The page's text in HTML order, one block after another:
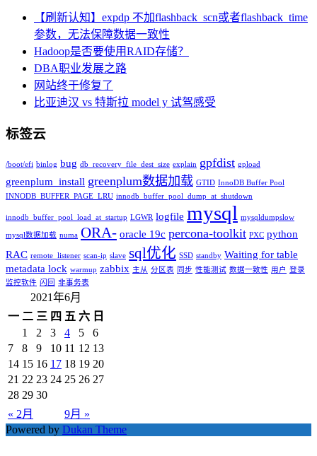
【刷新认知】expdp 不加flashback_scn或者flashback_time
参数，无法保障数据一致性
Hadoop是否要使用RAID存储？
DBA职业发展之路
网站终于修复了
比亚迪汉 vs 特斯拉 model y 试驾感受
标签云
/boot/efi binlog bug db_recovery_file_dest_size explain gpfdist gpload
greenplum_install greenplum数据加载 GTID InnoDB Buffer Pool
INNODB_BUFFER_PAGE_LRU innodb_buffer_pool_dump_at_shutdown
innodb_buffer_pool_load_at_startup LGWR logfile mysql mysqldumpslow
mysql数据加载 numa ORA- oracle 19c percona-toolkit PXC python
RAC remote_listener scan-ip slave sql优化 SSD standby Waiting for table
metadata lock warmup zabbix 主从 分区表 同步 性能测试 数据一致性 用户 登录
监控软件 闪回 非事务表
2021年6月
一 二 三 四 五 六 日
« 2月 9月 »
1 2 3 4 5
6
7
8 9 10 11 12 13
14 15 16 17 18 19 20
21 22 23 24 25 26 27
28 29 30
Powered by Dukan Theme